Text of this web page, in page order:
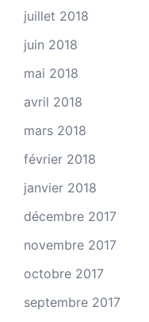
juillet 2018
juin 2018
mai 2018
avril 2018
mars 2018
février 2018
janvier 2018
décembre 2017
novembre 2017
octobre 2017
septembre 2017